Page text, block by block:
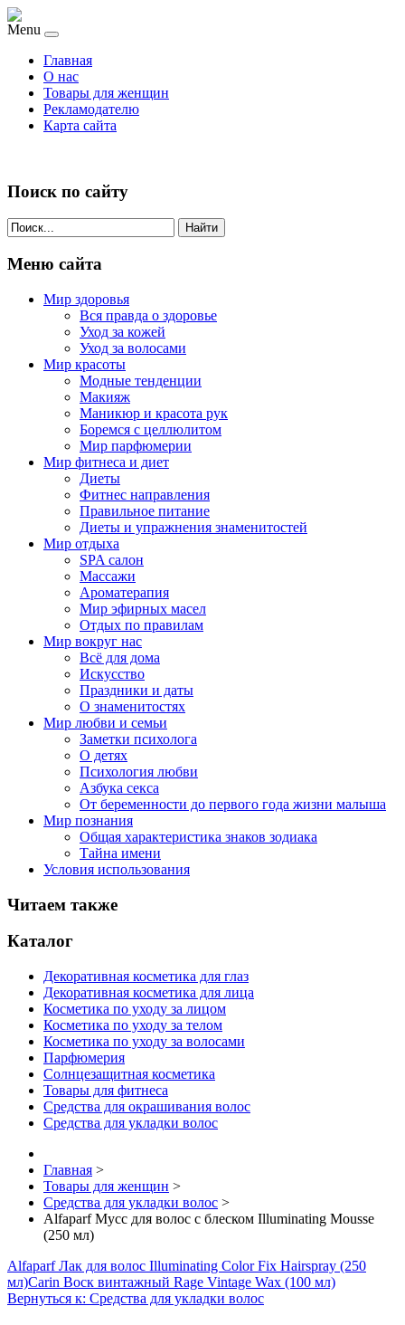
Menu
Главная
О нас
Товары для женщин
Рекламодателю
Карта сайта
Поиск по сайту
Найти
Меню сайта
Мир здоровья
Вся правда о здоровье
Уход за кожей
Уход за волосами
Мир красоты
Модные тенденции
Макияж
Маникюр и красота рук
Боремся с целлюлитом
Мир парфюмерии
Мир фитнеса и диет
Диеты
Фитнес направления
Правильное питание
Диеты и упражнения знаменитостей
Мир отдыха
SPA салон
Массажи
Ароматерапия
Мир эфирных масел
Отдых по правилам
Мир вокруг нас
Всё для дома
Искусство
Праздники и даты
О знаменитостях
Мир любви и семьи
Заметки психолога
О детях
Психология любви
Азбука секса
От беременности до первого года жизни малыша
Мир познания
Общая характеристика знаков зодиака
Тайна имени
Условия использования
Читаем также
Каталог
Декоративная косметика для глаз
Декоративная косметика для лица
Косметика по уходу за лицом
Косметика по уходу за телом
Косметика по уходу за волосами
Парфюмерия
Солнцезащитная косметика
Товары для фитнеса
Средства для окрашивания волос
Средства для укладки волос
Главная >
Товары для женщин >
Средства для укладки волос >
Alfaparf Мусс для волос с блеском Illuminating Mousse
(250 мл)
Alfaparf Лак для волос Illuminating Color Fix Hairspray (250
мл)Carin Воск винтажный Rage Vintage Wax (100 мл)
Вернуться к: Средства для укладки волос